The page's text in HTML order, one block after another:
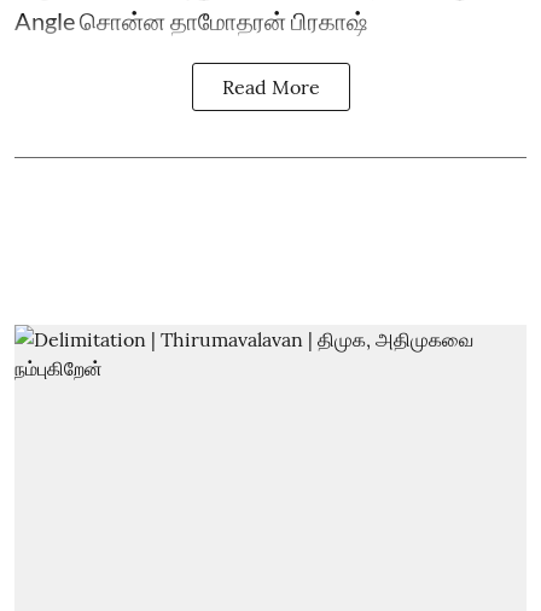
Angle சொன்ன தாமோதரன் பிரகாஷ்
Read More